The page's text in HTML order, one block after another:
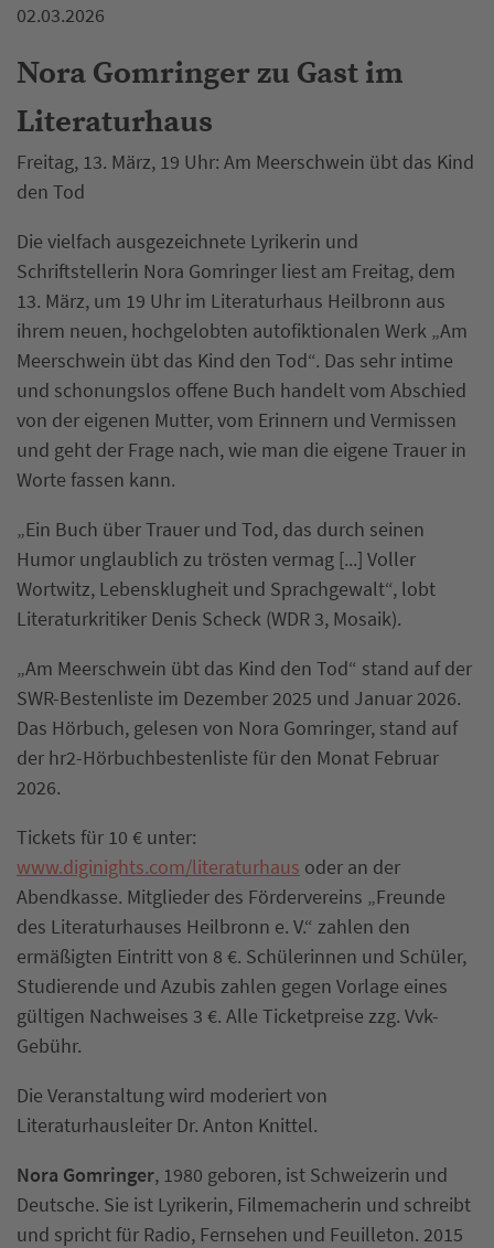
02.03.2026
Nora Gomringer zu Gast im
Literaturhaus
Freitag, 13. März, 19 Uhr: Am Meerschwein übt das Kind
den Tod
Die vielfach ausgezeichnete Lyrikerin und
Schriftstellerin Nora Gomringer liest am Freitag, dem
13. März, um 19 Uhr im Literaturhaus Heilbronn aus
ihrem neuen, hochgelobten autofiktionalen Werk „Am
Meerschwein übt das Kind den Tod“. Das sehr intime
und schonungslos offene Buch handelt vom Abschied
von der eigenen Mutter, vom Erinnern und Vermissen
und geht der Frage nach, wie man die eigene Trauer in
Worte fassen kann.
„Ein Buch über Trauer und Tod, das durch seinen
Humor unglaublich zu trösten vermag [...] Voller
Wortwitz, Lebensklugheit und Sprachgewalt“, lobt
Literaturkritiker Denis Scheck (WDR 3, Mosaik).
„Am Meerschwein übt das Kind den Tod“ stand auf der
SWR-Bestenliste im Dezember 2025 und Januar 2026.
Das Hörbuch, gelesen von Nora Gomringer, stand auf
der hr2-Hörbuchbestenliste für den Monat Februar
2026.
Tickets für 10 € unter:
www.diginights.com/literaturhaus oder an der
Abendkasse. Mitglieder des Fördervereins „Freunde
des Literaturhauses Heilbronn e. V.“ zahlen den
ermäßigten Eintritt von 8 €. Schülerinnen und Schüler,
Studierende und Azubis zahlen gegen Vorlage eines
gültigen Nachweises 3 €. Alle Ticketpreise zzg. Vvk-
Gebühr.
Die Veranstaltung wird moderiert von
Literaturhausleiter Dr. Anton Knittel.
Nora Gomringer, 1980 geboren, ist Schweizerin und
Deutsche. Sie ist Lyrikerin, Filmemacherin und schreibt
und spricht für Radio, Fernsehen und Feuilleton. 2015